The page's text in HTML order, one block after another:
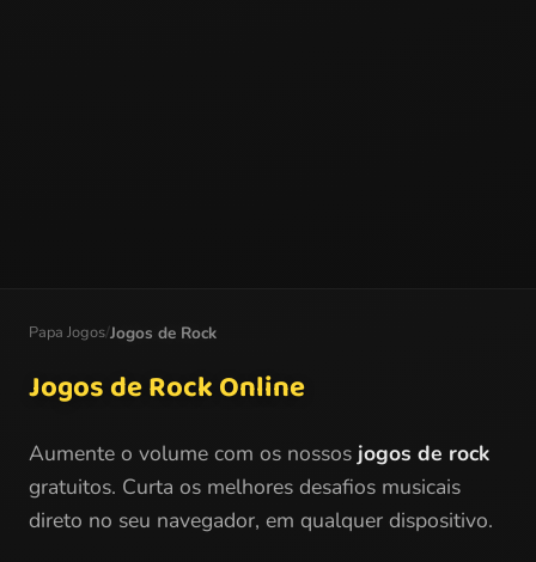
Papa Jogos/Jogos de Rock
Jogos de Rock Online
Aumente o volume com os nossos jogos de rock
gratuitos. Curta os melhores desafios musicais
direto no seu navegador, em qualquer dispositivo.